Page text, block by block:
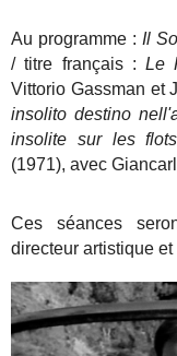
Au programme : Il
/ titre français : Le
Vittorio Gassman et
insolito destino
insolite sur les
(1971), avec
Ces séances
directeur artistique